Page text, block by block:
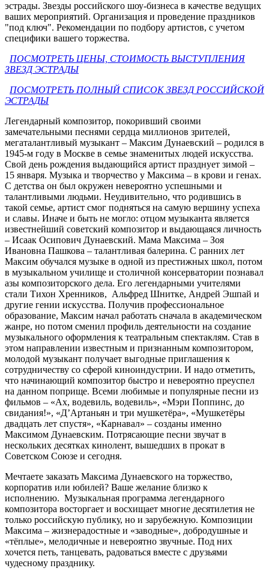
эстрады. Звезды российского шоу-бизнеса в качестве ведущих
ваших мероприятий. Организация и проведение праздников
"под ключ". Рекомендации по подбору артистов, с учетом
специфики вашего торжества.
ПОСМОТРЕТЬ ЦЕНЫ, СТОИМОСТЬ ВЫСТУПЛЕНИЯ
ЗВЕЗД ЭСТРАДЫ
ПОСМОТРЕТЬ ПОЛНЫЙ СПИСОК ЗВЕЗД РОССИЙСКОЙ
ЭСТРАДЫ
Легендарный композитор, покоривший своими
замечательными песнями сердца миллионов зрителей,
мегаталантливый музыкант – Максим Дунаевский – родился в
1945-м году в Москве в семье знаменитых людей искусства.
Свой день рождения выдающийся артист празднует зимой –
15 января. Музыка и творчество у Максима – в крови и генах.
С детства он был окружен невероятно успешными и
талантливыми людьми. Неудивительно, что родившись в
такой семье, артист смог подняться на самую вершину успеха
и славы. Иначе и быть не могло: отцом музыканта является
известнейший советский композитор и выдающаяся личность
– Исаак Осипович Дунаевский. Мама Максима – Зоя
Ивановна Пашкова – талантливая балерина. С ранних лет
Максим обучался музыке в одной из престижных школ, потом
в музыкальном училище и столичной консерватории познавал
азы композиторского дела. Его легендарными учителями
стали Тихон Хренников, Альфред Шнитке, Андрей Эшпай и
другие гении искусства. Получив профессиональное
образование, Максим начал работать сначала в академическом
жанре, но потом сменил профиль деятельности на создание
музыкального оформления к театральным спектаклям. Став в
этом направлении известным и признанным композитором,
молодой музыкант получает выгодные приглашения к
сотрудничеству со сферой киноиндустрии. И надо отметить,
что начинающий композитор быстро и невероятно преуспел
на данном поприще. Всеми любимые и популярные песни из
фильмов – «Ах, водевиль, водевиль», «Мэри Поппинс, до
свидания!», «Д’Артаньян и три мушкетёра», «Мушкетёры
двадцать лет спустя», «Карнавал» – созданы именно
Максимом Дунаевским. Потрясающие песни звучат в
нескольких десятках кинолент, вышедших в прокат в
Советском Союзе и сегодня.
Мечтаете заказать Максима Дунаевского на торжество,
корпоратив или юбилей? Ваше желание близко к
исполнению. Музыкальная программа легендарного
композитора восторгает и восхищает многие десятилетия не
только российскую публику, но и зарубежную. Композиции
Максима – жизнерадостные и «заводные», добродушные и
«тёплые», мелодичные и невероятно звучные. Под них
хочется петь, танцевать, радоваться вместе с друзьями
чудесному празднику.